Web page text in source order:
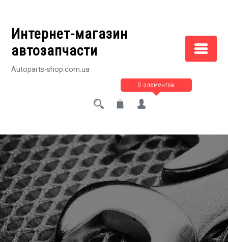
содержимому
Интернет-магазин
автозапчасти
Autoparts-shop.com.ua
0 элементов